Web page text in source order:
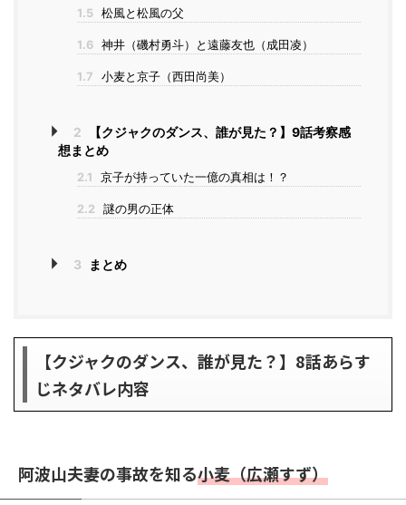
1.5 松風と松風の父
1.6 神井（磯村勇斗）と遠藤友也（成田凌）
1.7 小麦と京子（西田尚美）
2
【クジャクのダンス、誰が見た？】9話考察感
想まとめ
2.1 京子が持っていた一億の真相は！？
2.2 謎の男の正体
3 まとめ
【クジャクのダンス、誰が見た？】8話あらす
じネタバレ内容
阿波山夫妻の事故を知る小麦（広瀬すず）